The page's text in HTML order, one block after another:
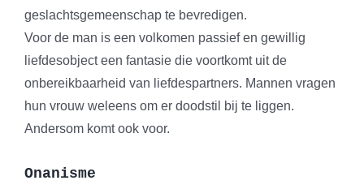
geslachtsgemeenschap te bevredigen.
Voor de man is een volkomen passief en gewillig
liefdesobject een fantasie die voortkomt uit de
onbereikbaarheid van liefdespartners. Mannen vragen
hun vrouw weleens om er doodstil bij te liggen.
Andersom komt ook voor.
Onanisme